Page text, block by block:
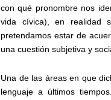
con qué pronombre nos
vida cívica), en realidad
pretendamos estar de
una cuestión subjetiva y
Una de las áreas en que
lenguaje a últimos